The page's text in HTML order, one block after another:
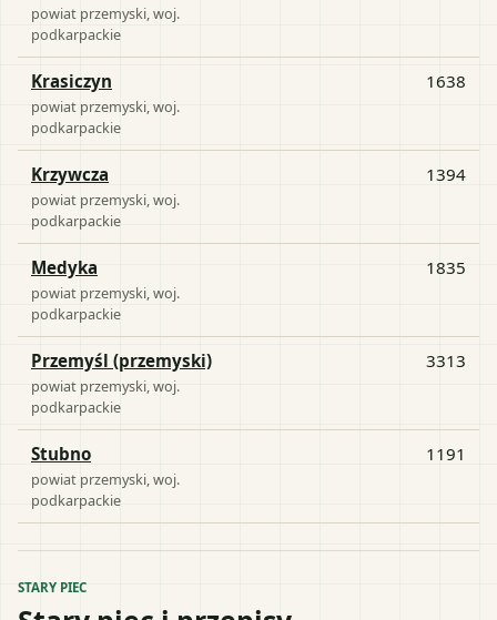
powiat przemyski , woj.
podkarpackie
Krasiczyn
powiat przemyski , woj.
podkarpackie
1638
Krzywcza
powiat przemyski , woj.
podkarpackie
1394
Medyka
powiat przemyski , woj.
podkarpackie
1835
Przemyśl (przemyski)
powiat przemyski , woj.
podkarpackie
3313
Stubno
powiat przemyski , woj.
podkarpackie
1191
STARY PIEC